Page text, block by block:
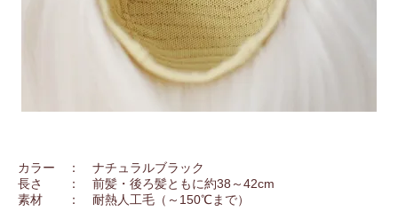
カラー ： ナチュラルブラック
長さ ： 前髪・後ろ髪ともに約38～42cm
素材 ： 耐熱人工毛（～150℃まで）